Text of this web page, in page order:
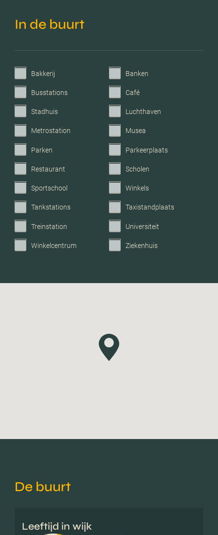
In de buurt
Bakkerij Banken
Busstations Café
Stadhuis Luchthaven
Metrostation Musea
Parken Parkeerplaats
Restaurant Scholen
Sportschool Winkels
Tankstations Taxistandplaats
Treinstation Universiteit
Winkelcentrum Ziekenhuis
De buurt
Leeftijd in wijk